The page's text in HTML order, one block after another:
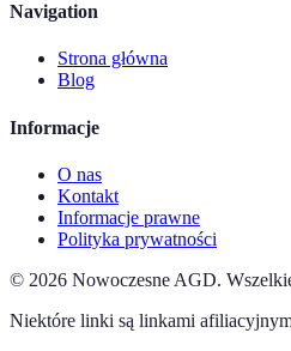
Navigation
Strona główna
Blog
Informacje
O nas
Kontakt
Informacje prawne
Polityka prywatności
© 2026 Nowoczesne AGD.
Niektóre linki są linkami